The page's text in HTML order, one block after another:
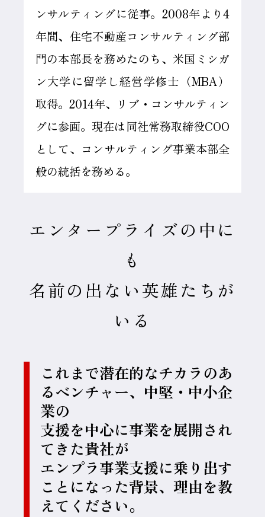
ンサルティングに従事。2008年より4
年間、住宅不動産コンサルティング部
門の本部長を務めたのち、米国ミシガ
ン大学に留学し経営学修士（MBA）
取得。2014年、リブ・コンサルティン
グに参画。現在は同社常務取締役COO
として、コンサルティング事業本部全
般の統括を務める。
エンタープライズの中に
も
名前の出ない英雄たちが
いる
これまで潜在的なチカラのあ
るベンチャー、中堅・中小企
業の
支援を中心に事業を展開され
てきた貴社が
エンプラ事業支援に乗り出す
ことになった背景、理由を教
えてください。